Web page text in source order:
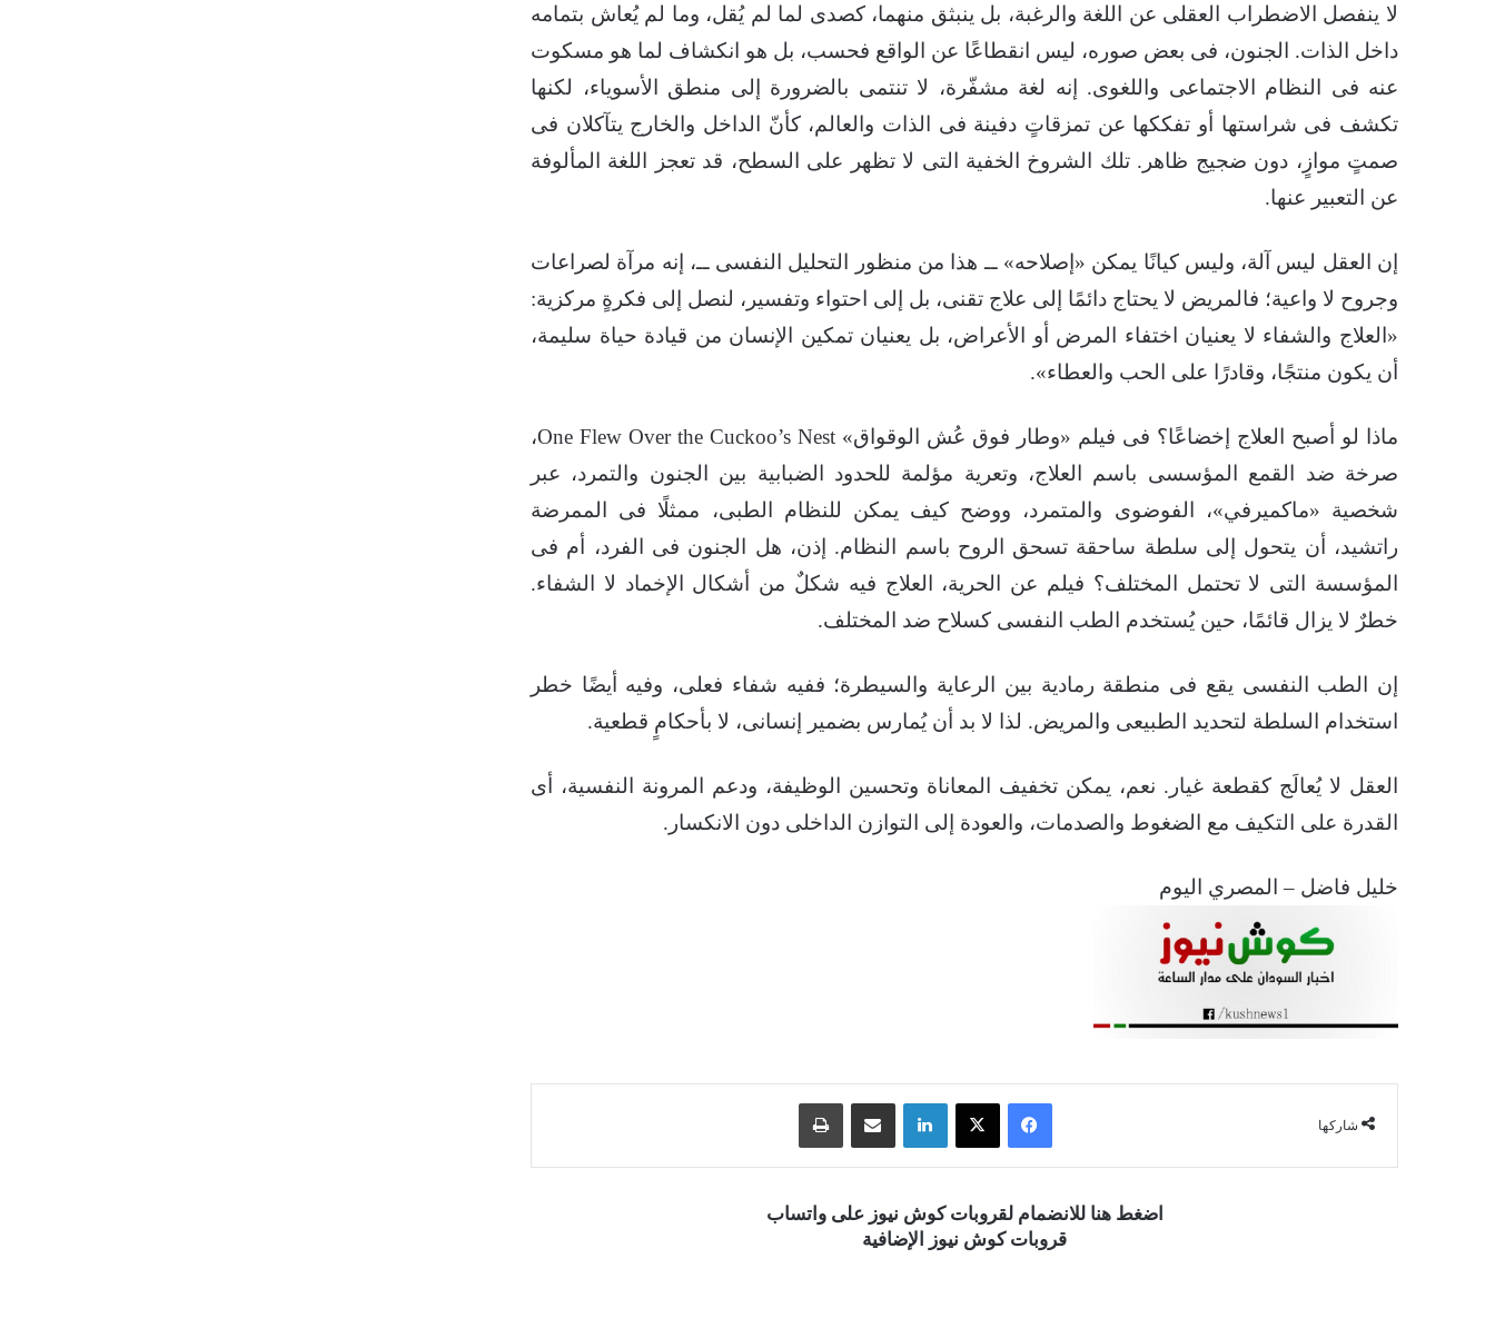
لا ينفصل الاضطراب العقلى عن اللغة والرغبة، بل ينبثق منهما، كصدى لما لم يُقل، وما لم يُعاش بتمامه
داخل الذات. الجنون، فى بعض صوره، ليس انقطاعًا عن الواقع فحسب، بل هو انكشاف لما هو مسكوت
عنه فى النظام الاجتماعى واللغوى. إنه لغة مشفّرة، لا تنتمى بالضرورة إلى منطق الأسوياء، لكنها
تكشف فى شراستها أو تفككها عن تمزقاتٍ دفينة فى الذات والعالم، كأنّ الداخل والخارج يتآكلان فى
صمتٍ موازٍ، دون ضجيج ظاهر. تلك الشروخ الخفية التى لا تظهر على السطح، قد تعجز اللغة المألوفة
عن التعبير عنها.
إن العقل ليس آلة، وليس كيانًا يمكن «إصلاحه» ــ هذا من منظور التحليل النفسى ــ، إنه مرآة لصراعات
وجروح لا واعية؛ فالمريض لا يحتاج دائمًا إلى علاج تقنى، بل إلى احتواء وتفسير، لنصل إلى فكرةٍ مركزية:
«العلاج والشفاء لا يعنيان اختفاء المرض أو الأعراض، بل يعنيان تمكين الإنسان من قيادة حياة سليمة،
أن يكون منتجًا، وقادرًا على الحب والعطاء».
ماذا لو أصبح العلاج إخضاعًا؟ فى فيلم «وطار فوق عُش الوقواق» One Flew Over the Cuckoo’s Nest،
صرخة ضد القمع المؤسسى باسم العلاج، وتعرية مؤلمة للحدود الضبابية بين الجنون والتمرد، عبر
شخصية «ماكميرفي»، الفوضوى والمتمرد، ووضح كيف يمكن للنظام الطبى، ممثلًا فى الممرضة
راتشيد، أن يتحول إلى سلطة ساحقة تسحق الروح باسم النظام. إذن، هل الجنون فى الفرد، أم فى
المؤسسة التى لا تحتمل المختلف؟ فيلم عن الحرية، العلاج فيه شكلٌ من أشكال الإخماد لا الشفاء.
خطرٌ لا يزال قائمًا، حين يُستخدم الطب النفسى كسلاح ضد المختلف.
إن الطب النفسى يقع فى منطقة رمادية بين الرعاية والسيطرة؛ ففيه شفاء فعلى، وفيه أيضًا خطر
استخدام السلطة لتحديد الطبيعى والمريض. لذا لا بد أن يُمارس بضمير إنسانى، لا بأحكامٍ قطعية.
العقل لا يُعالَج كقطعة غيار. نعم، يمكن تخفيف المعاناة وتحسين الوظيفة، ودعم المرونة النفسية، أى
القدرة على التكيف مع الضغوط والصدمات، والعودة إلى التوازن الداخلى دون الانكسار.
خليل فاضل – المصري اليوم
شاركها
فيسبوك ‫X لينكدإن مشاركة عبر البريد
اضغط هنا للانضمام لقروبات كوش نيوز على واتساب
قروبات كوش نيوز الإضافية